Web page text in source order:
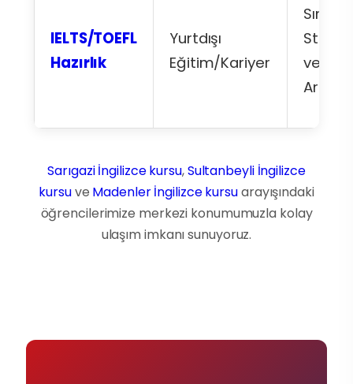
IELTS/TOEFL
Hazırlık
Yurtdışı
Eğitim/Kariyer
Sınav
ve
Artışı
Sarıgazi İngilizce kursu,Sultanbeyli İngilizce
kursuve Madenler İngilizce kursuarayışındaki
öğrencilerimize merkezi konumumuzla kolay
ulaşım imkanı sunuyoruz.